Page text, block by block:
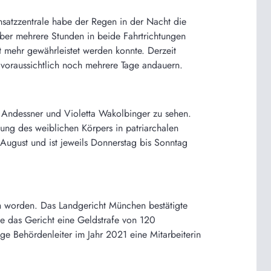
habe der Regen in der Nacht die
mehrere Stunden in beide Fahrtrichtungen
gewährleistet werden konnte. Derzeit
noch mehrere Tage andauern.
und Violetta Wakolbinger zu sehen.
des weiblichen Körpers in patriarchalen
und ist jeweils Donnerstag bis Sonntag
Das Landgericht München bestätigte
das Gericht eine Geldstrafe von 120
Behördenleiter im Jahr 2021 eine Mitarbeiterin